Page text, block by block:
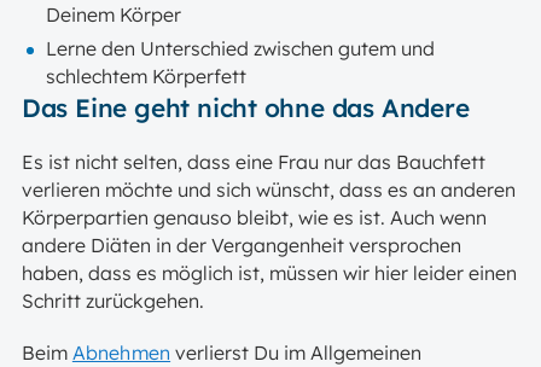
Deinem Körper
Lerne den Unterschied zwischen gutem und
schlechtem Körperfett
Das Eine geht nicht ohne das Andere
Es ist nicht selten, dass eine Frau nur das Bauchfett
verlieren möchte und sich wünscht, dass es an anderen
Körperpartien genauso bleibt, wie es ist. Auch wenn
andere Diäten in der Vergangenheit versprochen
haben, dass es möglich ist, müssen wir hier leider einen
Schritt zurückgehen.
Beim Abnehmen verlierst Du im Allgemeinen